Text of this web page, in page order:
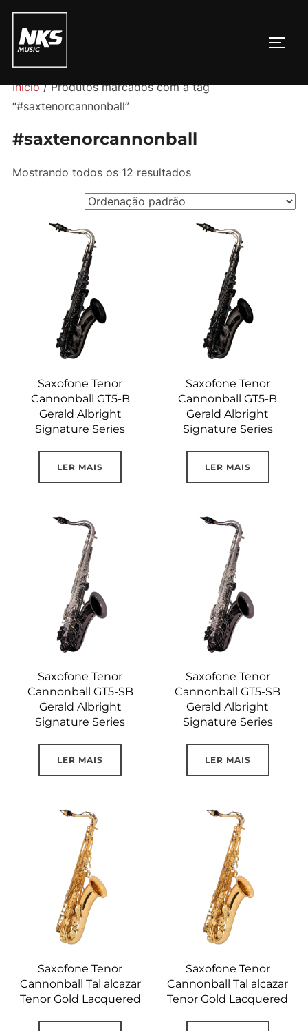
Pular
para
conteúdo
Início/ Produtos marcados com a tag
“#saxtenorcannonball”
#saxtenorcannonball
Mostrando todos os 12 resultados
Saxofone Tenor
Cannonball GT5-B
Gerald Albright
Signature Series
LER MAIS
Saxofone Tenor
Cannonball GT5-B
Gerald Albright
Signature Series
LER MAIS
Saxofone Tenor
Cannonball GT5-SB
Gerald Albright
Signature Series
LER MAIS
Saxofone Tenor
Cannonball GT5-SB
Gerald Albright
Signature Series
LER MAIS
Saxofone Tenor
Cannonball Tal alcazar
Tenor Gold Lacquered
Saxofone Tenor
Cannonball Tal alcazar
Tenor Gold Lacquered